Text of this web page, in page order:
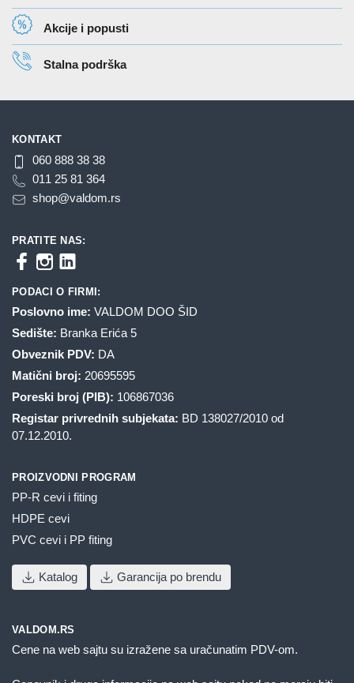
Akcije i popusti
Stalna podrška
KONTAKT
060 888 38 38
011 25 81 364
shop@valdom.rs
PRATITE NAS:
PODACI O FIRMI:
Poslovno ime: VALDOM DOO ŠID
Sedište: Branka Erića 5
Obveznik PDV: DA
Matični broj: 20695595
Poreski broj (PIB): 106867036
Registar privrednih subjekata: BD 138027/2010 od
07.12.2010.
PROIZVODNI PROGRAM
PP-R cevi i fiting
HDPE cevi
PVC cevi i PP fiting
Katalog Garancija po brendu
VALDOM.RS
Cene na web sajtu su izražene sa uračunatim PDV-om.